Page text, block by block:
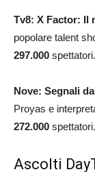
Tv8: X Factor: Il
popolare talent
297.000
Nove: Segnali
Proyas e
272.000
Ascolti